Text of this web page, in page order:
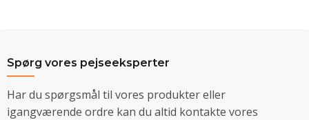
Spørg vores pejseeksperter
Har du spørgsmål til vores produkter eller
igangværende ordre kan du altid kontakte vores